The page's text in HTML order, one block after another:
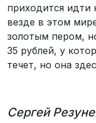
приходится идти
везде в этом
золотым пером,
35 рублей, у
течет, но она
Сергей